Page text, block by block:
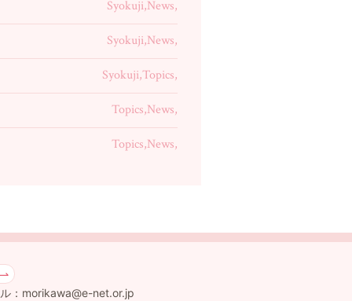
Syokuji,News,
Syokuji,News,
Syokuji,Topics,
Topics,News,
Topics,News,
：morikawa@e-net.or.jp